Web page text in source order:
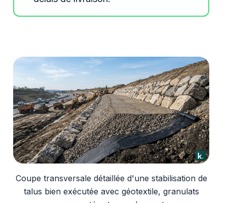
Coupe transversale détaillée d'une stabilisation de
talus bien exécutée avec géotextile, granulats